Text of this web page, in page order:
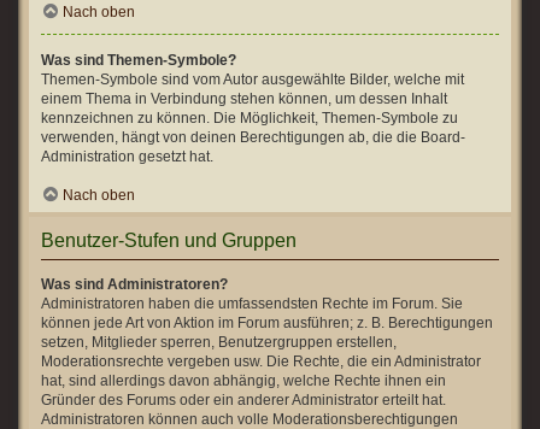
Nach oben
Was sind Themen-Symbole?
Themen-Symbole sind vom Autor ausgewählte Bilder, welche mit
einem Thema in Verbindung stehen können, um dessen Inhalt
kennzeichnen zu können. Die Möglichkeit, Themen-Symbole zu
verwenden, hängt von deinen Berechtigungen ab, die die Board-
Administration gesetzt hat.
Nach oben
Benutzer-Stufen und Gruppen
Was sind Administratoren?
Administratoren haben die umfassendsten Rechte im Forum. Sie
können jede Art von Aktion im Forum ausführen; z. B. Berechtigungen
setzen, Mitglieder sperren, Benutzergruppen erstellen,
Moderationsrechte vergeben usw. Die Rechte, die ein Administrator
hat, sind allerdings davon abhängig, welche Rechte ihnen ein
Gründer des Forums oder ein anderer Administrator erteilt hat.
Administratoren können auch volle Moderationsberechtigungen